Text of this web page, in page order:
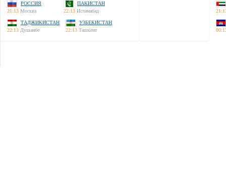
РОССИЯ
21:13 Москва
ПАКИСТАН
22:13 Исламабад
ТАДЖИКИСТАН
22:13 Душанбе
УЗБЕКИСТАН
22:13 Ташкент